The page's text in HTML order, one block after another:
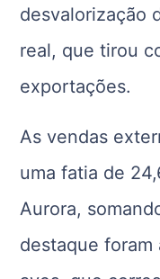
desvalorização
real, que tirou
exportações.
As vendas
uma fatia de
Aurora,
destaque foram